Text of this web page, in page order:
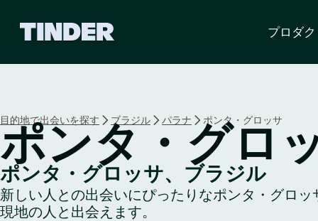
ホ
ー
ム
ペ
ー
ジ
プロダク
目的地で出会いを探す ブラジル パラナ ポンタ・グロッサ
ポンタ・グロ
ポンタ・グロッサ、ブラジル
新しい人との出会いにぴったりなポンタ・グロ
現地の人と出会えます。